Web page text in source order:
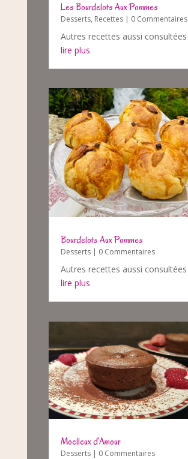
Les Bourdelots Aux Pommes
Desserts, Recettes| 0 Commentaires
Autres recettes aussi consultées
lire plus
Bourdelots Aux Pommes
Desserts| 0 Commentaires
Autres recettes aussi consultées
lire plus
Moelleux d’Amour
Desserts| 0 Commentaires